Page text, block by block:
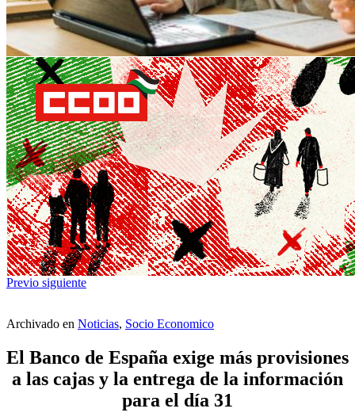
Previo siguiente
Archivado en Noticias, Socio Economico
El Banco de España exige más provisiones
a las cajas y la entrega de la información
para el día 31